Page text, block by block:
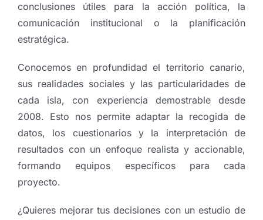
conclusiones útiles para la acción política, la
comunicación institucional o la planificación
estratégica.
Conocemos en profundidad el territorio canario,
sus realidades sociales y las particularidades de
cada isla, con experiencia demostrable desde
2008. Esto nos permite adaptar la recogida de
datos, los cuestionarios y la interpretación de
resultados con un enfoque realista y accionable,
formando equipos específicos para cada
proyecto.
¿Quieres mejorar tus decisiones con un estudio de